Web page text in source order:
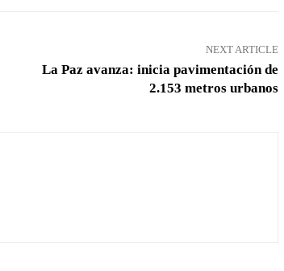
NEXT ARTICLE
La Paz avanza: inicia pavimentación de
2.153 metros urbanos